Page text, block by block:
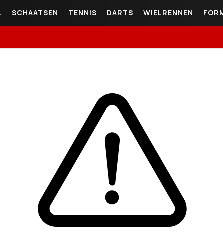
SCHAATSEN TENNIS DARTS WIELRENNEN